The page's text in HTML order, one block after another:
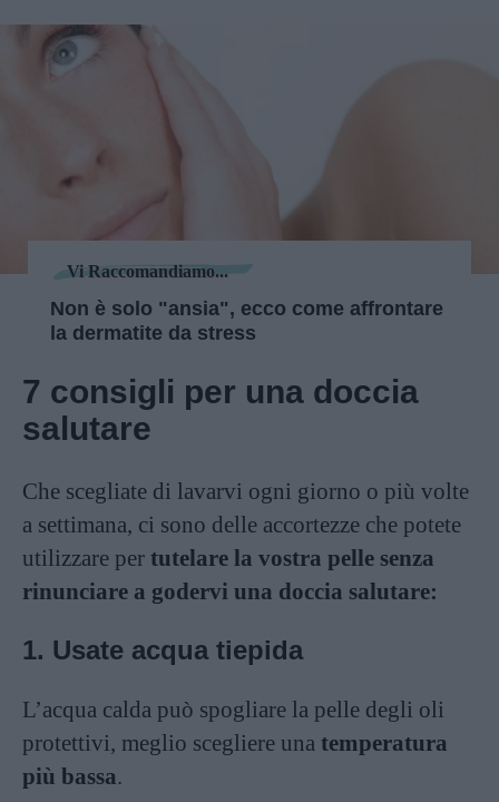
Vi Raccomandiamo...
Non è solo "ansia", ecco come affrontare
la dermatite da stress
7 consigli per una doccia
salutare
Che scegliate di lavarvi ogni giorno o più volte
a settimana, ci sono delle accortezze che potete
utilizzare per tutelare la vostra pelle senza
rinunciare a godervi una doccia salutare:
1. Usate acqua tiepida
L’acqua calda può spogliare la pelle degli oli
protettivi, meglio scegliere una temperatura
più bassa.